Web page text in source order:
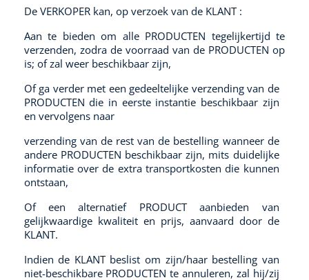
De VERKOPER kan, op verzoek van de KLANT :
Aan te bieden om alle PRODUCTEN tegelijkertijd te
verzenden, zodra de voorraad van de PRODUCTEN op
is; of zal weer beschikbaar zijn,
Of ga verder met een gedeeltelijke verzending van de
PRODUCTEN die in eerste instantie beschikbaar zijn
en vervolgens naar
verzending van de rest van de bestelling wanneer de
andere PRODUCTEN beschikbaar zijn, mits duidelijke
informatie over de extra transportkosten die kunnen
ontstaan,
Of een alternatief PRODUCT aanbieden van
gelijkwaardige kwaliteit en prijs, aanvaard door de
KLANT.
Indien de KLANT beslist om zijn/haar bestelling van
niet-beschikbare PRODUCTEN te annuleren, zal hij/zij